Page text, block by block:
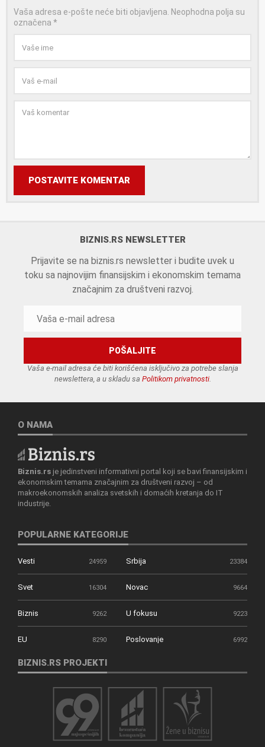
Vaša adresa e-pošte neće biti objavljena. Neophodna polja su
označena *
POSTAVITE KOMENTAR
BIZNIS.RS NEWSLETTER
Prijavite se na biznis.rs newsletter i budite uvek u
toku sa najnovijim finansijskim i ekonomskim temama
značajnim za društveni razvoj.
Vaša e-mail adresa će biti korišćena isključivo za potrebe slanja
newslettera, a u skladu sa Politikom privatnosti.
O NAMA
Biznis.rs je jedinstveni informativni portal koji se bavi finansijskim i
ekonomskim temama značajnim za društveni razvoj – od
makroekonomskih analiza svetskih i domaćih kretanja do IT
industrije.
POPULARNE KATEGORIJE
Vesti 24959 Srbija 23384
Svet 16304 Novac 9664
Biznis 9262 U fokusu 9223
EU 8290 Poslovanje 6992
BIZNIS.RS PROJEKTI